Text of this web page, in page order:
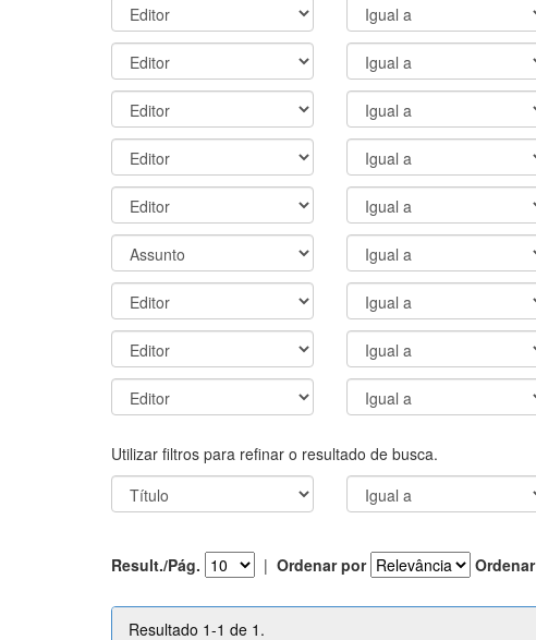
Utilizar filtros para refinar o resultado de busca.
Result./Pág. | Ordenar por Ordenar
Resultado 1-1 de 1.